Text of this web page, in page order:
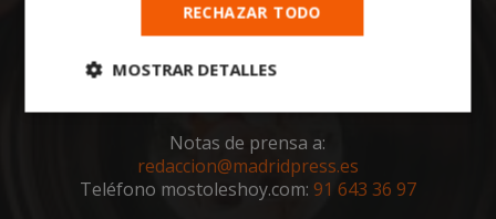
Todas las noticias de Móstoles en
toda la actualidad, noticias, eventos, ocio y
Notas de prensa a:
redaccion@madridpress.es
Teléfono mostoleshoy.com: 91 643 36 97
RECHAZAR TODO
MOSTRAR DETALLES
Cookies
estrictamente
necesarias
Cookies de